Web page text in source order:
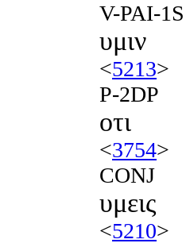
V-PAI-1S
υμιν
<5213>
P-2DP
οτι
<3754>
CONJ
υμεις
<5210>